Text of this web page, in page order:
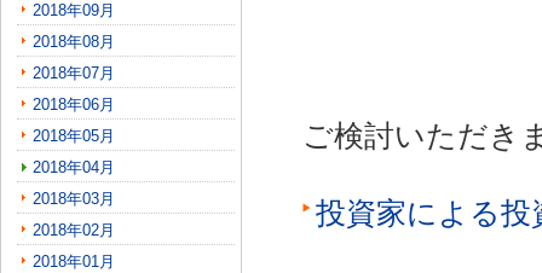
2018年09月
2018年08月
2018年07月
2018年06月
2018年05月
2018年04月
2018年03月
2018年02月
2018年01月
ご検討いただき
投資家による